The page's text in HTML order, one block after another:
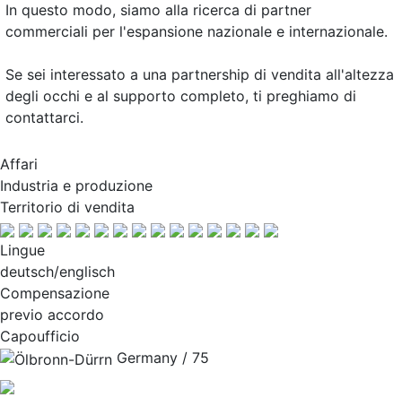
In questo modo, siamo alla ricerca di partner
commerciali per l'espansione nazionale e internazionale.
Se sei interessato a una partnership di vendita all'altezza
degli occhi e al supporto completo, ti preghiamo di
contattarci.
Affari
Industria e produzione
Territorio di vendita
Lingue
deutsch/englisch
Compensazione
previo accordo
Capoufficio
Germany / 75